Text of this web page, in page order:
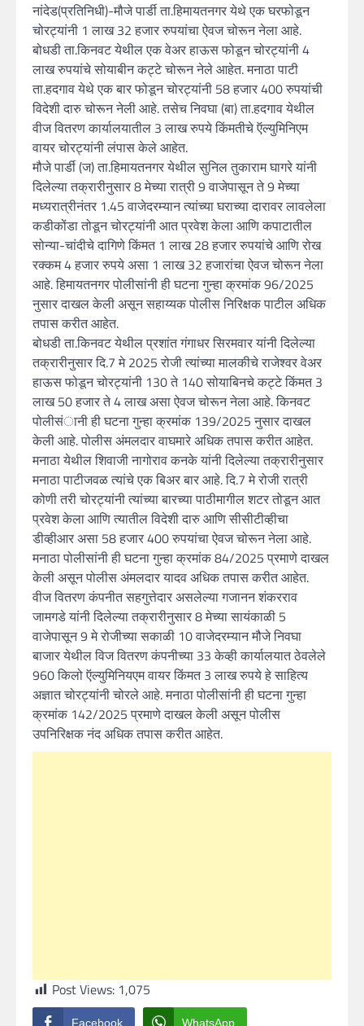
नांदेड(प्रतिनिधी)-मौजे पार्डी ता.हिमायतनगर येथे एक घरफोडून
चोरट्यांनी 1 लाख 32 हजार रुपयांचा ऐवज चोरून नेला आहे.
बोधडी ता.किनवट येथील एक वेअर हाऊस फोडून चोरट्यांनी 4
लाख रुपयांचे सोयाबीन कट्टे चोरून नेले आहेत. मनाठा पाटी
ता.हदगाव येथे एक बार फोडून चोरट्यांनी 58 हजार 400 रुपयांची
विदेशी दारु चोरून नेली आहे. तसेच निवघा (बा) ता.हदगाव येथील
वीज वितरण कार्यालयातील 3 लाख रुपये किंमतीचे ऍल्युमिनिएम
वायर चोरट्यांनी लंपास केले आहेत.
मौजे पार्डी (ज) ता.हिमायतनगर येथील सुनिल तुकाराम घागरे यांनी
दिलेल्या तक्रारीनुसार 8 मेच्या रात्री 9 वाजेपासून ते 9 मेच्या
मध्यरात्रीनंतर 1.45 वाजेदरम्यान त्यांच्या घराच्या दारावर लावलेला
कडीकोंडा तोडून चोरट्यांनी आत प्रवेश केला आणि कपाटातील
सोन्या-चांदीचे दागिणे किंमत 1 लाख 28 हजार रुपयांचे आणि रोख
रक्कम 4 हजार रुपये असा 1 लाख 32 हजारांचा ऐवज चोरून नेला
आहे. हिमायतनगर पोलीसांनी ही घटना गुन्हा क्रमांक 96/2025
नुसार दाखल केली असून सहाय्यक पोलीस निरिक्षक पाटील अधिक
तपास करीत आहेत.
बोधडी ता.किनवट येथील प्रशांत गंगाधर सिरमवार यांनी दिलेल्या
तक्रारीनुसार दि.7 मे 2025 रोजी त्यांच्या मालकीचे राजेश्वर वेअर
हाऊस फोडून चोरट्यांनी 130 ते 140 सोयाबिनचे कट्टे किंमत 3
लाख 50 हजार ते 4 लाख असा ऐवज चोरून नेला आहे. किनवट
पोलीसंानी ही घटना गुन्हा क्रमांक 139/2025 नुसार दाखल
केली आहे. पोलीस अंमलदार वाघमारे अधिक तपास करीत आहेत.
मनाठा येथील शिवाजी नागोराव कनके यांनी दिलेल्या तक्रारीनुसार
मनाठा पाटीजवळ त्यांचे एक बिअर बार आहे. दि.7 मे रोजी रात्री
कोणी तरी चोरट्यांनी त्यांच्या बारच्या पाठीमागील शटर तोडून आत
प्रवेश केला आणि त्यातील विदेशी दारु आणि सीसीटीव्हीचा
डीव्हीआर असा 58 हजार 400 रुपयांचा ऐवज चोरून नेला आहे.
मनाठा पोलीसांनी ही घटना गुन्हा क्रमांक 84/2025 प्रमाणे दाखल
केली असून पोलीस अंमलदार यादव अधिक तपास करीत आहेत.
वीज वितरण कंपनीत सहगुत्तेदार असलेल्या गजानन शंकरराव
जामगडे यांनी दिलेल्या तक्रारीनुसार 8 मेच्या सायंकाळी 5
वाजेपासून 9 मे रोजीच्या सकाळी 10 वाजेदरम्यान मौजे निवघा
बाजार येथील विज वितरण कंपनीच्या 33 केव्ही कार्यालयात ठेवलेले
960 किलो ऍल्युमिनियएम वायर किंमत 3 लाख रुपये हे साहित्य
अज्ञात चोरट्यांनी चोरले आहे. मनाठा पोलीसांनी ही घटना गुन्हा
क्रमांक 142/2025 प्रमाणे दाखल केली असून पोलीस
उपनिरिक्षक नंद अधिक तपास करीत आहेत.
Post Views: 1,075
Facebook WhatsApp